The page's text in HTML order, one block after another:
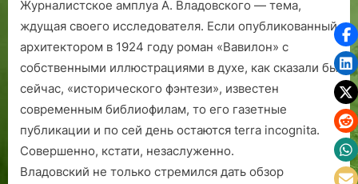
Журналистское амплуа А. Владовского — тема,
ждущая своего исследователя. Если опубликованный
архитектором в 1924 году роман «Вавилон» с
собственными иллюстрациями в духе, как сказали бы
сейчас, «исторического фэнтези», известен
современным библиофилам, то его газетные
публикации и по сей день остаются terra incognita.
Совершенно, кстати, незаслуженно.
Владовский не только стремился дать обзор